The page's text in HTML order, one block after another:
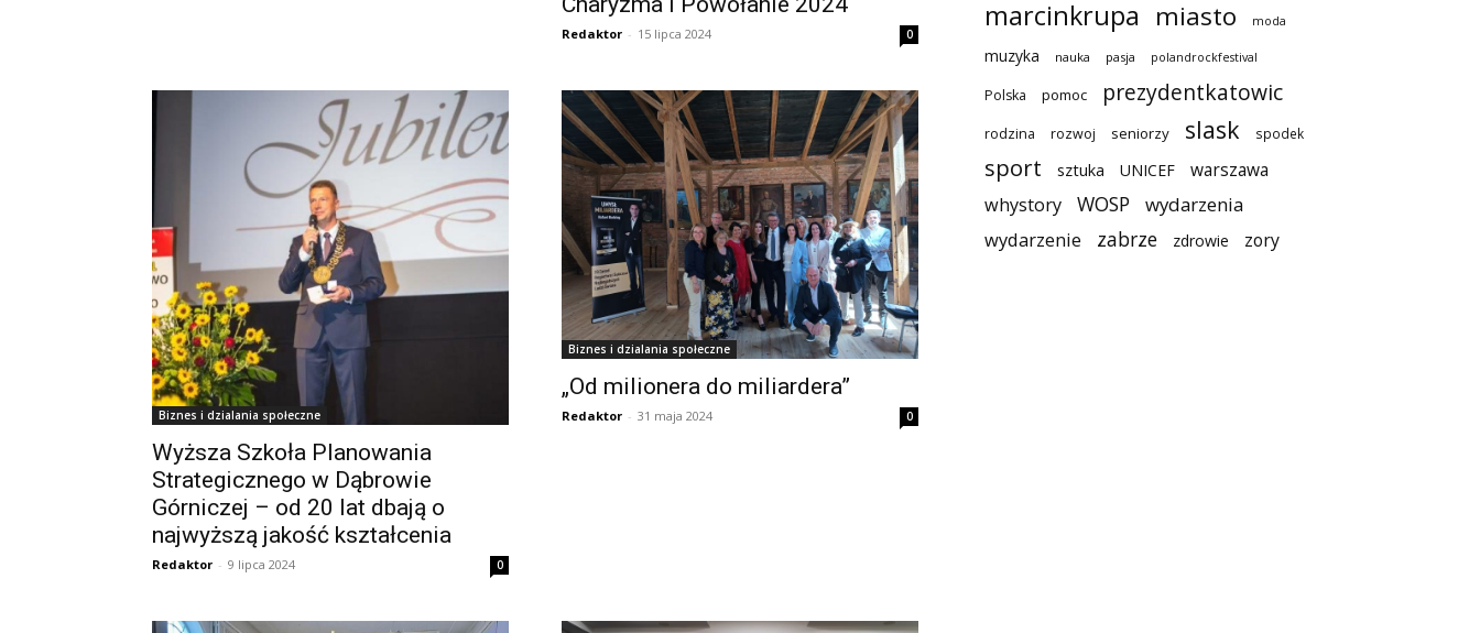
Redaktor - 15 lipca 2024 0
Biznes i dzialania społeczne
Wyższa Szkoła Planowania
Strategicznego w Dąbrowie
Górniczej – od 20 lat dbają o
najwyższą jakość kształcenia
Redaktor - 9 lipca 2024 0
Biznes i dzialania społeczne
„Od milionera do miliardera”
Redaktor - 31 maja 2024 0
marcinkrupa miasto moda
muzyka nauka pasja polandrockfestival
Polska pomoc prezydentkatowic
rodzina rozwoj seniorzy slask spodek
sport sztuka UNICEF
warszawa
whystory
WOSP
wydarzenia
wydarzenie
zabrze zdrowie zory